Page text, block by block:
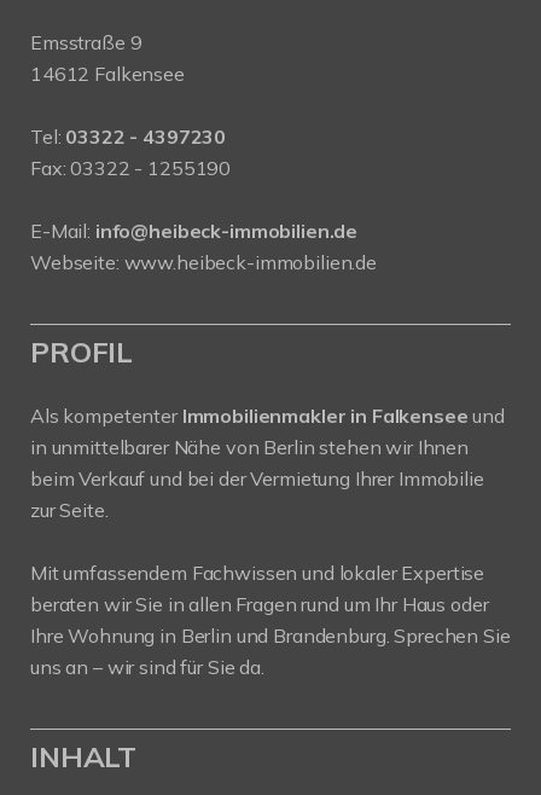
Emsstraße 9
14612 Falkensee
Tel: 03322 - 4397230
Fax: 03322 - 1255190
E-Mail: info@heibeck-immobilien.de
Webseite: www.heibeck-immobilien.de
PROFIL
Als kompetenter Immobilienmakler in Falkenseeund
in unmittelbarer Nähe von Berlin stehen wir Ihnen
beim Verkauf und bei der Vermietung Ihrer Immobilie
zur Seite.
Mit umfassendem Fachwissen und lokaler Expertise
beraten wir Sie in allen Fragen rund um Ihr Haus oder
Ihre Wohnung in Berlin und Brandenburg. Sprechen Sie
uns an – wir sind für Sie da.
INHALT